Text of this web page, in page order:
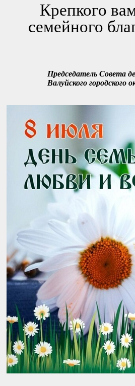
Крепкого
семейного
Председатель Совета
Валуйского городского